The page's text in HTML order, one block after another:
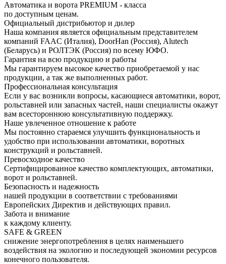
Автоматика и ворота PREMIUM - класса
по доступным ценам.
Официальный дистрибьютор и дилер
Наша компания является официальным представителем
компаний FAAC (Италия), DoorHan (Россия), Alutech
(Беларусь) и РОЛТЭК (Россия) по всему ЮФО.
Гарантия на всю продукцию и работы
Мы гарантируем высокое качество приобретаемой у нас
продукции, а так же выполненных работ.
Профессиональная консультация
Если у вас возникли вопросы, касающиеся автоматики, ворот,
рольставней или запасных частей, наши специалисты окажут
вам всестороннюю консультативную поддержку.
Наше увлеченное отношение к работе
Мы постоянно стараемся улучшить функциональность и
удобство при использовании автоматики, воротных
конструкций и рольставней.
Превосходное качество
Сертифицированное качество комплектующих, автоматики,
ворот и рольставней.
Безопасность и надежность
нашей продукции в соответствии с требованиями
Европейских Директив и действующих правил.
Забота и внимание
к каждому клиенту.
SAFE & GREEN
снижение энергопотребления в целях наименьшего
воздействия на экологию и последующей экономии ресурсов
конечного пользователя.